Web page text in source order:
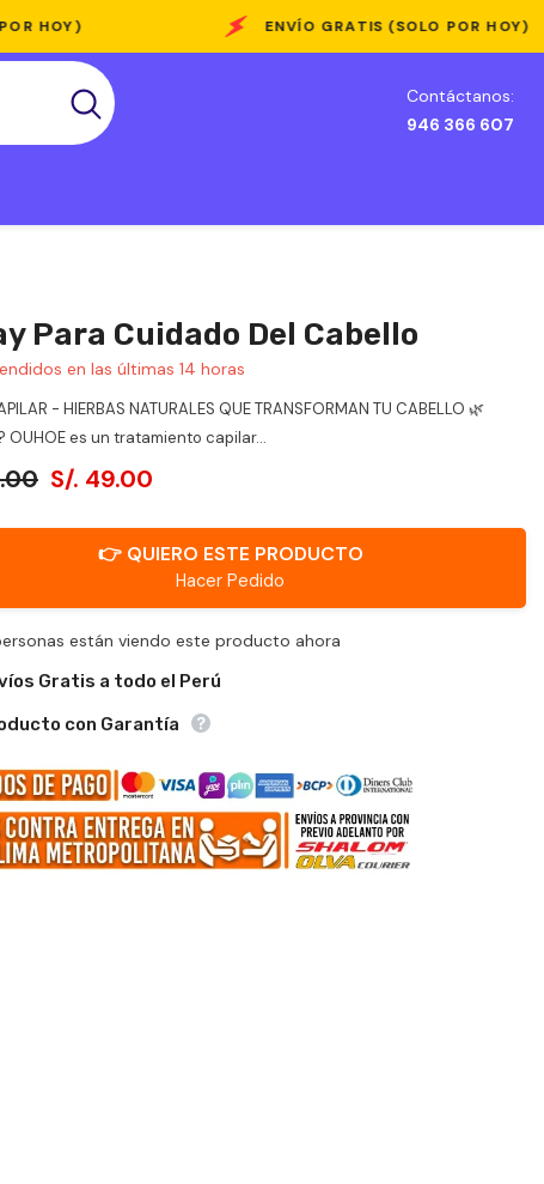
ENVÍO GRATIS (SOLO POR HOY)
Contáctanos:
946 366 607
Para Cuidado Del Cabello
en las últimas 14 horas
- HIERBAS NATURALES QUE TRANSFORMAN TU CABELLO 🌿
OUHOE es un tratamiento capilar...
S/. 49.00
👉 QUIERO ESTE PRODUCTO
Hacer Pedido
están viendo este producto ahora
Gratis a todo el Perú
con Garantía